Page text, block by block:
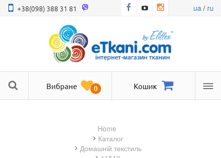
+38(098) 388 31 81 ua/ ru
Вибране 0 Кошик
Home
Каталог
домашній текстиль